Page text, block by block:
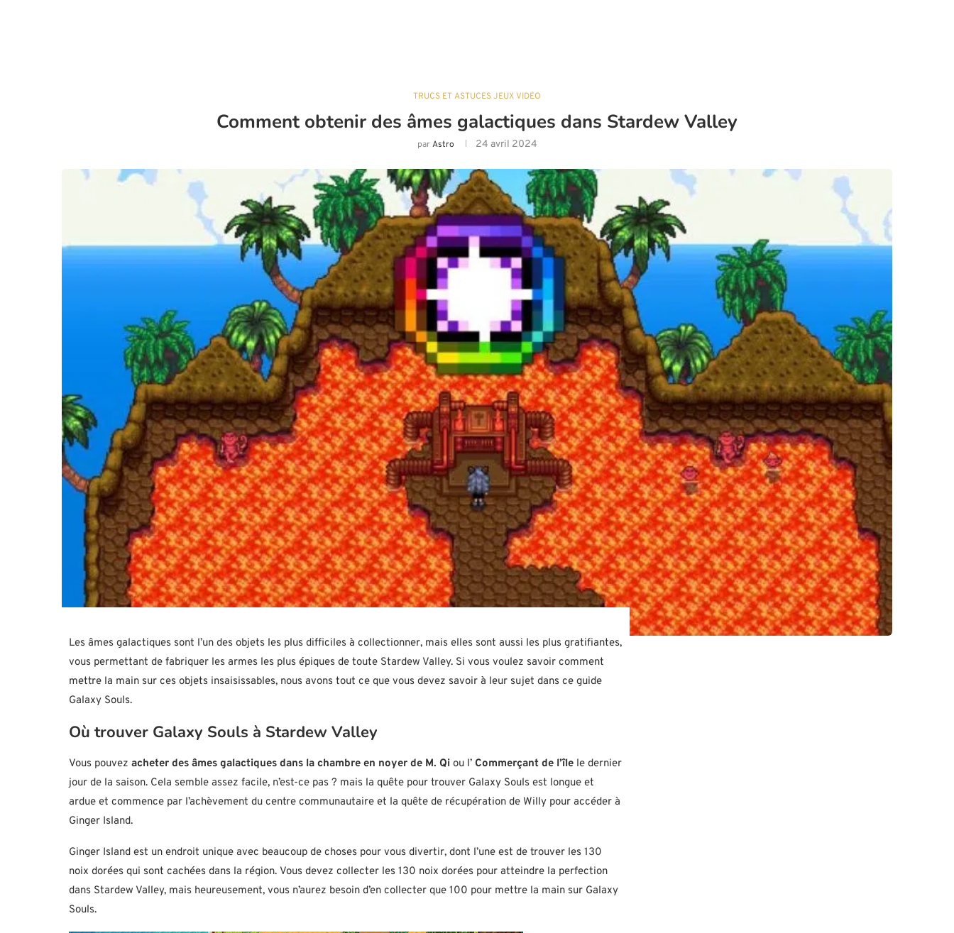
TRUCS ET ASTUCES JEUX VIDÉO
Comment obtenir des âmes galactiques dans Stardew Valley
parAstro 24 avril 2024
Les âmes galactiques sont l’un des objets les plus difficiles à collectionner, mais elles sont aussi les plus gratifiantes,
vous permettant de fabriquer les armes les plus épiques de toute Stardew Valley. Si vous voulez savoir comment
mettre la main sur ces objets insaisissables, nous avons tout ce que vous devez savoir à leur sujet dans ce guide
Galaxy Souls.
Où trouver Galaxy Souls à Stardew Valley
Vous pouvez acheter des âmes galactiques dans la chambre en noyer de M. Qi ou l’ Commerçant de l’île le dernier
jour de la saison. Cela semble assez facile, n’est-ce pas ? mais la quête pour trouver Galaxy Souls est longue et
ardue et commence par l’achèvement du centre communautaire et la quête de récupération de Willy pour accéder à
Ginger Island.
Ginger Island est un endroit unique avec beaucoup de choses pour vous divertir, dont l’une est de trouver les 130
noix dorées qui sont cachées dans la région. Vous devez collecter les 130 noix dorées pour atteindre la perfection
dans Stardew Valley, mais heureusement, vous n’aurez besoin d’en collecter que 100 pour mettre la main sur Galaxy
Souls.